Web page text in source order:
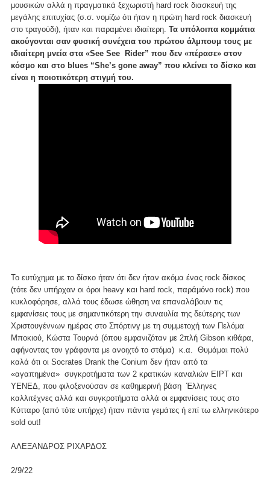
μουσικών αλλά η πραγματικά ξεχωριστή hard rock διασκευή της
μεγάλης επιτυχίας (σ.σ. νομίζω ότι ήταν η πρώτη hard rock διασκευή
στο τραγούδι), ήταν και παραμένει ιδιαίτερη. Τα υπόλοιπα κομμάτια
ακούγονται σαν φυσική συνέχεια του πρώτου άλμπουμ τους με
ιδιαίτερη μνεία στα «See See Rider” που δεν «πέρασε» στον
κόσμο και στο blues “She’s gone away” που κλείνει το δίσκο και
είναι η ποιοτικότερη στιγμή του.
Το ευτύχημα με το δίσκο ήταν ότι δεν ήταν ακόμα ένας rock δίσκος
(τότε δεν υπήρχαν οι όροι heavy και hard rock, παράμόνο rock) που
κυκλοφόρησε, αλλά τους έδωσε ώθηση να επαναλάβουν τις
εμφανίσεις τους με σημαντικότερη την συναυλία της δεύτερης των
Χριστουγέννων ημέρας στο Σπόρτινγ με τη συμμετοχή των Πελόμα
Μποκιού, Κώστα Τουρνά (όπου εμφανιζόταν με 2πλή Gibson κιθάρα,
αφήνοντας τον γράφοντα με ανοιχτό το στόμα) κ.α. Θυμάμαι πολύ
καλά ότι οι Socrates Drank the Conium δεν ήταν από τα
«αγαπημένα» συγκροτήματα των 2 κρατικών καναλιών ΕΙΡΤ και
ΥΕΝΕΔ, που φιλοξενούσαν σε καθημερινή βάση Έλληνες
καλλιτέχνες αλλά και συγκροτήματα αλλά οι εμφανίσεις τους στο
Κύτταρο (από τότε υπήρχε) ήταν πάντα γεμάτες ή επί τω ελληνικότερο
sold out!
ΑΛΕΞΑΝΔΡΟΣ ΡΙΧΑΡΔΟΣ
2/9/22